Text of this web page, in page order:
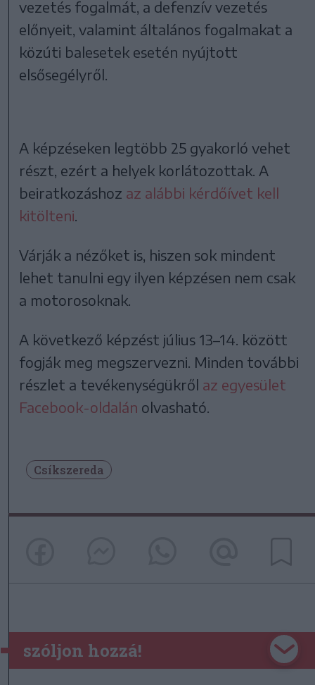
vezetés fogalmát, a defenzív vezetés
előnyeit, valamint általános fogalmakat a
közúti balesetek esetén nyújtott
elsősegélyről.
A képzéseken legtöbb 25 gyakorló vehet
részt, ezért a helyek korlátozottak. A
beiratkozáshoz az alábbi kérdőívet kell
kitölteni
Várják a nézőket is, hiszen sok mindent
lehet tanulni egy ilyen képzésen nem csak
a motorosoknak.
A következő képzést július 13–14. között
fogják meg megszervezni. Minden további
részlet a tevékenységükről az egyesület
Facebook-oldalán olvasható.
Csíkszereda
szóljon hozzá!